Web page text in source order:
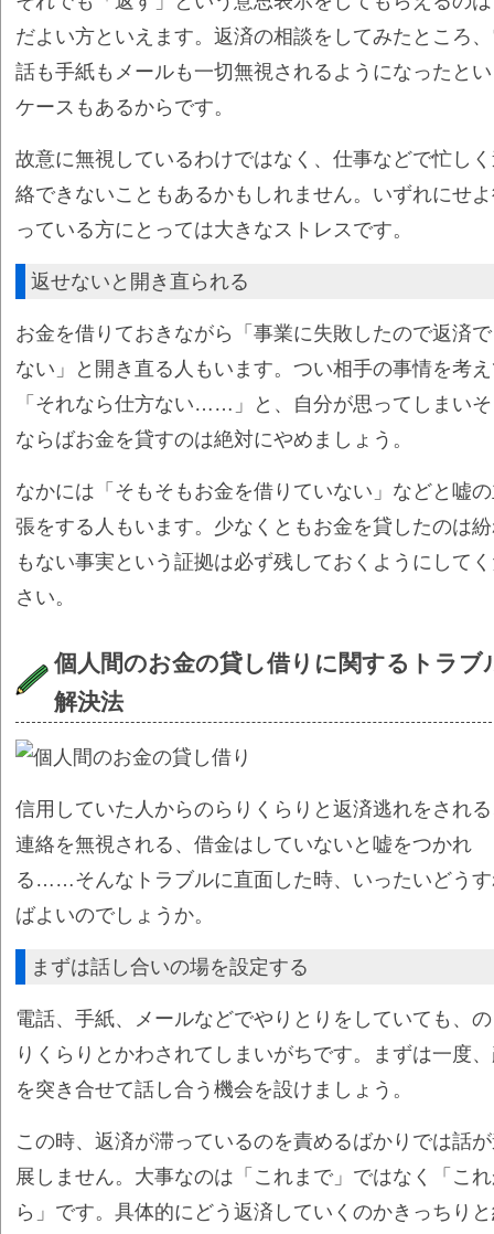
だよい方といえます。返済の相談をしてみたところ
話も手紙もメールも一切無視されるようになったと
ケースもあるからです。
故意に無視しているわけではなく、仕事などで忙し
絡できないこともあるかもしれません。いずれにせ
っている方にとっては大きなストレスです。
返せないと開き直られる
お金を借りておきながら「事業に失敗したので返済
ない」と開き直る人もいます。つい相手の事情を考
「それなら仕方ない……」と、自分が思ってしまい
ならばお金を貸すのは絶対にやめましょう。
なかには「そもそもお金を借りていない」などと嘘
張をする人もいます。少なくともお金を貸したのは
もない事実という証拠は必ず残しておくようにして
さい。
個人間のお金の貸し借りに関するトラブ
解決法
信用していた人からのらりくらりと返済逃れをされ
連絡を無視される、借金はしていないと嘘をつかれ
る……そんなトラブルに直面した時、いったいどう
ばよいのでしょうか。
まずは話し合いの場を設定する
電話、手紙、メールなどでやりとりをしていても、
りくらりとかわされてしまいがちです。まずは一度
を突き合せて話し合う機会を設けましょう。
この時、返済が滞っているのを責めるばかりでは話
展しません。大事なのは「これまで」ではなく「こ
ら」です。具体的にどう返済していくのかきっちり